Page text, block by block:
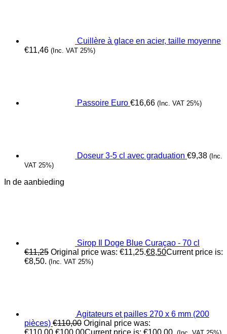
Cuillère à glace en acier, taille moyenne
€11,46 (Inc. VAT 25%)
Passoire Euro €16,66 (Inc. VAT 25%)
Doseur 3-5 cl avec graduation €9,38 (Inc.
VAT 25%)
In de aanbieding
Sirop Il Doge Blue Curaçao - 70 cl
€11,25 Original price was: €11,25.€8,50Current price is:
€8,50. (Inc. VAT 25%)
Agitateurs et pailles 270 x 6 mm (200
pièces) €110,00 Original price was:
€110,00. €100,00Current price is: €100,00.